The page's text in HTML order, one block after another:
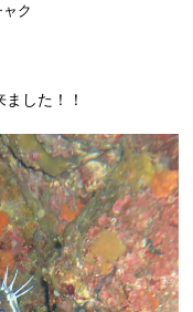
ク
した！！